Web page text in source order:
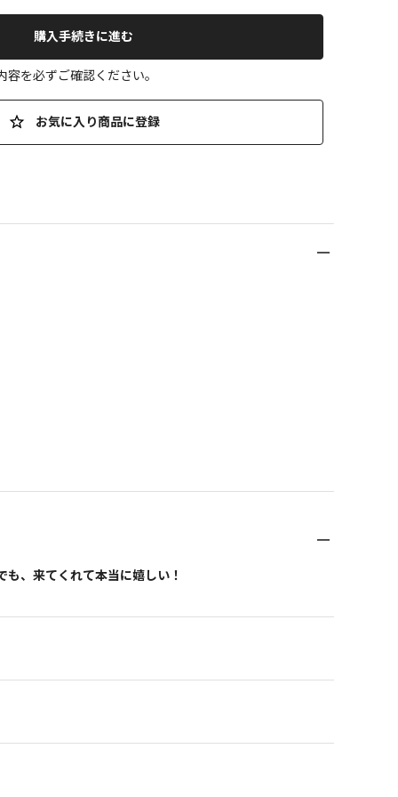
購入手続きに進む
を必ずご確認ください。
お気に入り商品に登録
、来てくれて本当に嬉しい！